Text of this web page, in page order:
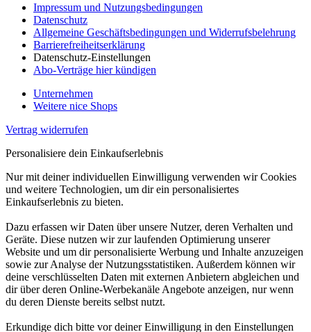
Impressum und Nutzungsbedingungen
Datenschutz
Allgemeine Geschäftsbedingungen und Widerrufsbelehrung
Barrierefreiheitserklärung
Datenschutz-Einstellungen
Abo-Verträge hier kündigen
Unternehmen
Weitere nice Shops
Vertrag widerrufen
Personalisiere dein Einkaufserlebnis
Nur mit deiner individuellen Einwilligung verwenden wir Cookies
und weitere Technologien, um dir ein personalisiertes
Einkaufserlebnis zu bieten.
Dazu erfassen wir Daten über unsere Nutzer, deren Verhalten und
Geräte. Diese nutzen wir zur laufenden Optimierung unserer
Website und um dir personalisierte Werbung und Inhalte anzuzeigen
sowie zur Analyse der Nutzungsstatistiken. Außerdem können wir
deine verschlüsselten Daten mit externen Anbietern abgleichen und
dir über deren Online-Werbekanäle Angebote anzeigen, nur wenn
du deren Dienste bereits selbst nutzt.
Erkundige dich bitte vor deiner Einwilligung in den Einstellungen